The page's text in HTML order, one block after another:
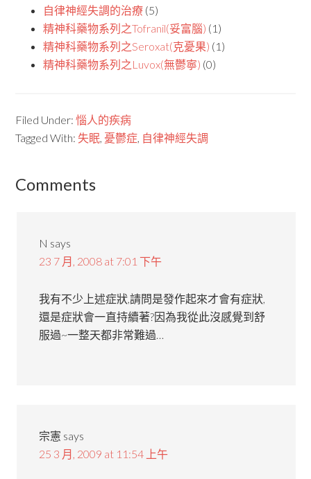
自律神經失調的治療 (5)
精神科藥物系列之Tofranil(妥富腦) (1)
精神科藥物系列之Seroxat(克憂果) (1)
精神科藥物系列之Luvox(無鬱寧) (0)
Filed Under:惱人的疾病
Tagged With:失眠, 憂鬱症, 自律神經失調
Comments
N says
23 7 月, 2008 at 7:01 下午
我有不少上述症狀,請問是發作起來才會有症狀,
還是症狀會一直持續著?因為我從此沒感覺到舒
服過~一整天都非常難過…
宗憲 says
25 3 月, 2009 at 11:54 上午